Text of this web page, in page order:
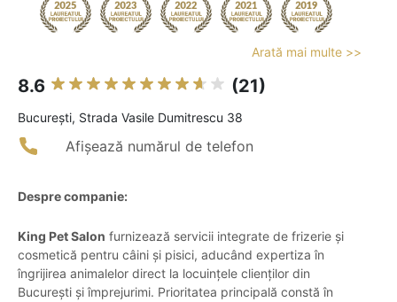
Arată mai multe >>
8.6 (21)
Bucureşti, Strada Vasile Dumitrescu 38
Afișează numărul de telefon
Despre companie:
King Pet Salon furnizează servicii integrate de frizerie și
cosmetică pentru câini și pisici, aducând expertiza în
îngrijirea animalelor direct la locuințele clienților din
București și împrejurimi. Prioritatea principală constă în